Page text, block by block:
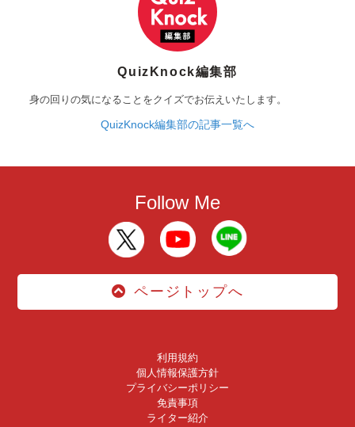
QuizKnock編集部
身の回りの気になることをクイズでお伝えいたします。
QuizKnock編集部の記事一覧へ
Follow Me
ページトップへ
利用規約
個人情報保護方針
プライバシーポリシー
免責事項
ライター紹介